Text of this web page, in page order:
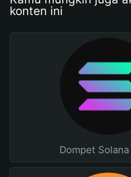
konten ini
Dompet Solana